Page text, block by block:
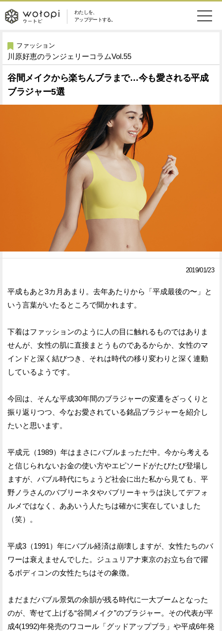
わたしを、
アップデートする。
wotopi
-
ウ
ー
メ
ニ
ュ
ー
恋愛・結婚
美容・コスメ 妊娠・出産
健康
ファッション
ソーシャル
アイテム
Facebook
ェ
す
る
ェ
す
る
ファッション
川原好恵のランジェリーコラムVol.55
谷間メイクから楽ちんブラまで…今も愛される平成
ブラジャー5選
2019/01/23
平成もあと3カ月あまり。去年あたりから「平成最後の〜」と
いう言葉がいたるところで聞かれます。
下着はファッションのように人の目に触れるものではありま
せんが、女性の肌に直接まとうものであるからか、女性のマ
インドと深く結びつき、それは時代の移り変わりと深く連動
しているようです。
今回は、そんな平成30年間のブラジャーの変遷をざっくりと
振り返りつつ、今なお愛されている銘品ブラジャーを紹介し
たいと思います。
平成元（1989）年はまさにバブルまっただ中。今から考える
と信じられないお金の使い方やエピソードがたびたび登場し
ますが、バブル時代にちょうど社会に出た私から見ても、平
野ノラさんのバブリーネタやバブリーキャラは決してデフォ
ルメではなく、ああいう人たちは確かに実在していました
（笑）。
平成3（1991）年にバブル経済は崩壊しますが、女性たちのバ
ワーは衰えませんでした。ジュュリアナ東京のお立ち台で躍
るボディコンの女性たちはその象徴。
まだまだバブル景気の余韻が残る時代に一大ブームとなった
のが、寄せて上げる“谷間メイク”のブラジャー。その代表が平
成4(1992)年発売のワコール「グッドアップブラ」や平成6年発